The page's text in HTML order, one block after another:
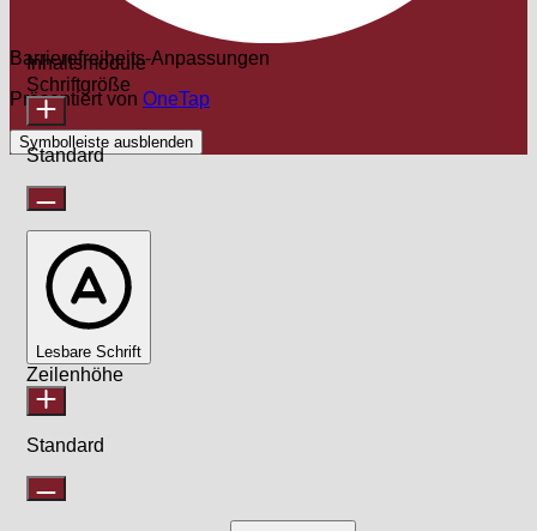
Barrierefreiheits-Anpassungen
Präsentiert von OneTap
Symbolleiste ausblenden
Inhaltsmodule
Schriftgröße
Standard
Lesbare Schrift
Zeilenhöhe
Standard